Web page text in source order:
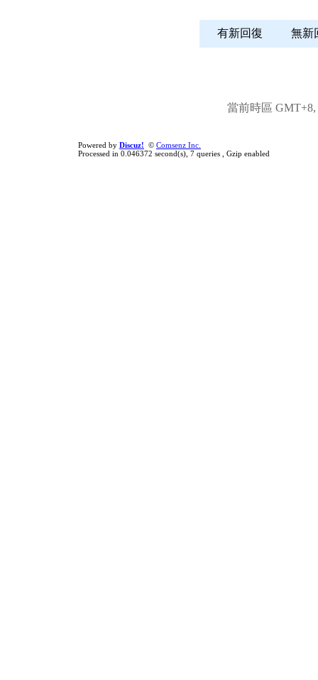
有新回復 無
當前時區 GMT+8,
Powered by Discuz! © Comsenz Inc.
Processed in 0.046372 second(s), 7 queries , Gzip enabled